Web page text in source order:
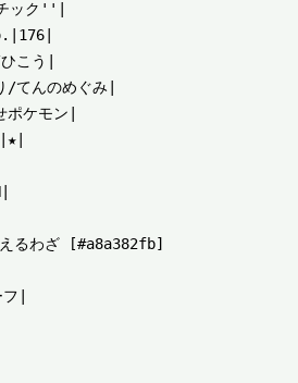
ック''|
こう|
/てんのめぐみ|
ポケモン|
るわざ [#a8a382fb]
|